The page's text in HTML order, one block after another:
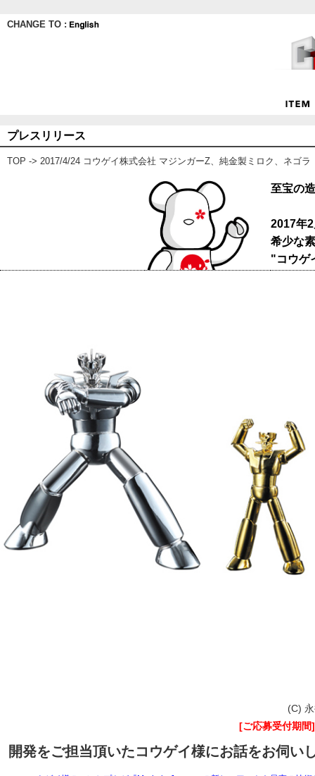
CHANGE TO :
プレスリリース
TOP -> 2017/4/24 コウゲイ株式会社 マジンガーZ、純金製ミロク、ネゴラ
至宝の
2017年
希少な
"コウゲ
(C)
[ご応募受付期間
開発をご担当頂いたコウゲイ様にお話をお伺い